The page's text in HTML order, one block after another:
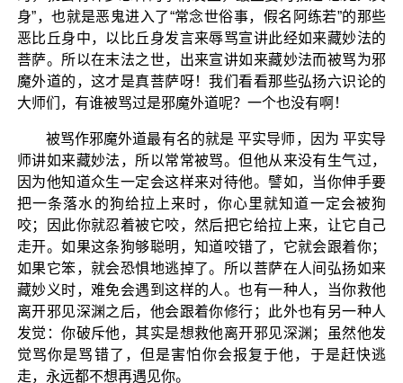
身”，也就是恶鬼进入了“常念世俗事，假名阿练若”的那些
恶比丘身中，以比丘身发言来辱骂宣讲此经如来藏妙法的
菩萨。所以在末法之世，出来宣讲如来藏妙法而被骂为邪
魔外道的，这才是真菩萨呀！我们看看那些弘扬六识论的
大师们，有谁被骂过是邪魔外道呢？一个也没有啊！
被骂作邪魔外道最有名的就是 平实导师，因为 平实导
师讲如来藏妙法，所以常常被骂。但他从来没有生气过，
因为他知道众生一定会这样来对待他。譬如，当你伸手要
把一条落水的狗给拉上来时，你心里就知道一定会被狗
咬；因此你就忍着被它咬，然后把它给拉上来，让它自己
走开。如果这条狗够聪明，知道咬错了，它就会跟着你；
如果它笨，就会恐惧地逃掉了。所以菩萨在人间弘扬如来
藏妙义时，难免会遇到这样的人。也有一种人，当你救他
离开邪见深渊之后，他会跟着你修行；此外也有另一种人
发觉：你破斥他，其实是想救他离开邪见深渊；虽然他发
觉骂你是骂错了，但是害怕你会报复于他，于是赶快逃
走，永远都不想再遇见你。